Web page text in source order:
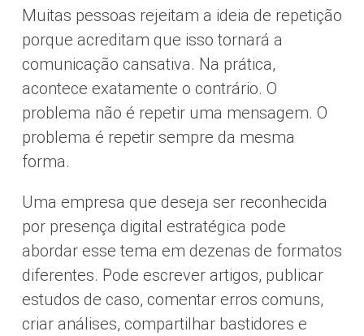
Muitas pessoas rejeitam a ideia de repetição
porque acreditam que isso tornará a
comunicação cansativa. Na prática,
acontece exatamente o contrário. O
problema não é repetir uma mensagem. O
problema é repetir sempre da mesma
forma.
Uma empresa que deseja ser reconhecida
por presença digital estratégica pode
abordar esse tema em dezenas de formatos
diferentes. Pode escrever artigos, publicar
estudos de caso, comentar erros comuns,
criar análises, compartilhar bastidores e